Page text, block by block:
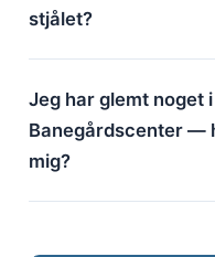
stjålet?
Jeg har glemt noget
Banegårdscenter —
mig?